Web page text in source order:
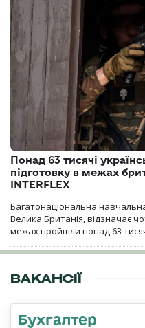
Понад 63 тисячі
підготовку в межах
INTERFLEX
Багатонаціональна
Велика Британія, відзначає
межах пройшли понад 63
ВАКАНСІЇ
Бухгалтер